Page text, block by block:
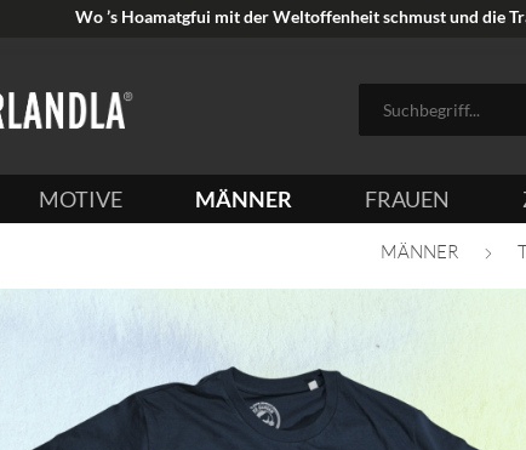
Wo ’s Hoamatgfui mit der Weltoffenheit schmust und die
MOTIVE MÄNNER FRAUEN
MÄNNER